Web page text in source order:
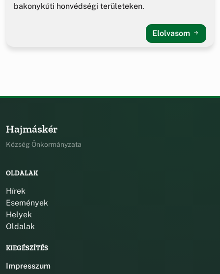
bakonykúti honvédségi területeken.
Elolvasom
Hajmáskér
Község Önkormányzata
OLDALAK
Hírek
Események
Helyek
Oldalak
KIEGÉSZÍTÉS
Impresszum